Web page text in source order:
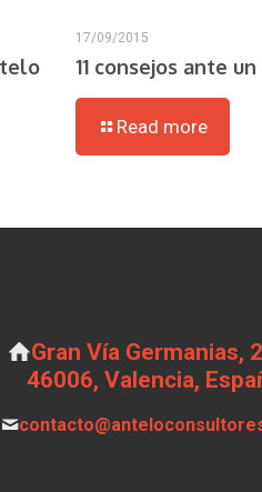
17/09/2015
11 consejos ante
Read more
Gran Vía Germanias,
46006, Valencia,